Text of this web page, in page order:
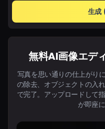
生成
無料AI画像エデ
写真を思い通りの仕上がり
の除去、オブジェクトの入
で完了。アップロードして
が即座